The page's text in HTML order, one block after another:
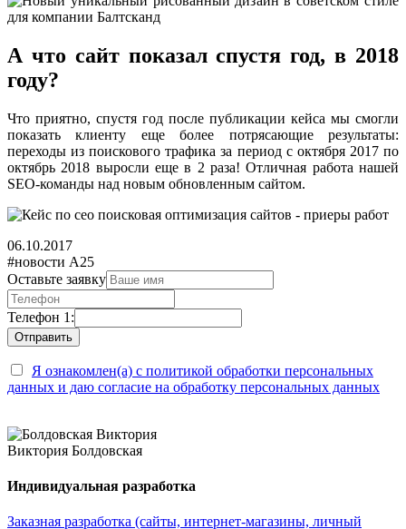
А что сайт показал спустя год, в 2018
году?
Что приятно, спустя год после публикации кейса мы смогли
показать клиенту еще более потрясающие результаты:
переходы из поискового трафика за период с октября 2017 по
октябрь 2018 выросли еще в 2 раза! Отличная работа нашей
SEO-команды над новым обновленным сайтом.
06.10.2017
#новости А25
Оставьте заявку
Телефон 1:
Я ознакомлен(а) с политикой обработки персональных
данных и даю согласие на обработку персональных данных
Виктория Болдовская
Индивидуальная разработка
Заказная разработка (сайты, интернет-магазины, личный